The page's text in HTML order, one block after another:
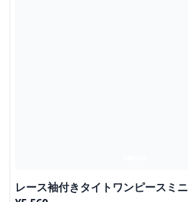
レース袖付きタイトワンピースミニ